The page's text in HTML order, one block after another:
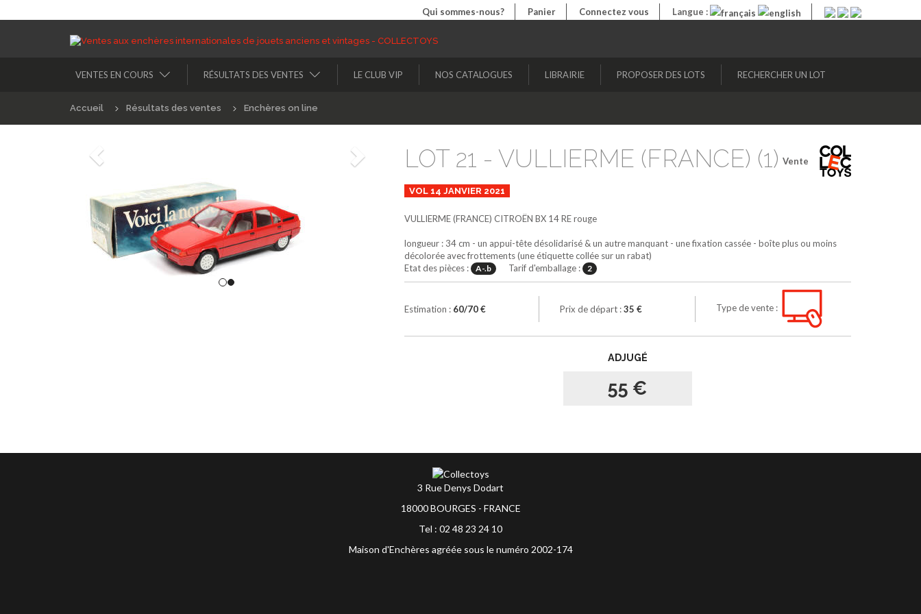
Qui sommes-nous? Panier Connectez vous Langue :
VENTES EN COURS RÉSULTATS DES VENTES LE CLUB VIP NOS CATALOGUES LIBRAIRIE PROPOSER DES LOTS RECHERCHER UN LOT
Accueil Résultats des ventes Enchères on line
Suivant Vente
LOT 21 - VULLIERME (FRANCE) (1)
VOL 14 JANVIER 2021
VULLIERME (FRANCE) CITROËN BX 14 RE rouge
longueur : 34 cm - un appui-tête désolidarisé & un autre manquant - une fixation cassée - boîte plus ou moins
décolorée avec frottements (une étiquette collée sur un rabat)
Etat des pièces :
A-.b Tarif d'emballage : 2
Estimation : 60/70 € Prix de départ :35 € Type de vente :
ADJUGÉ
55 €
3 Rue Denys Dodart
18000 BOURGES - FRANCE
Tel : 02 48 23 24 10
Maison d'Enchères agréée sous le numéro 2002-174